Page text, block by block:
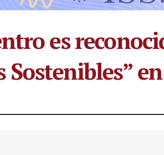
es
Sostenibles”